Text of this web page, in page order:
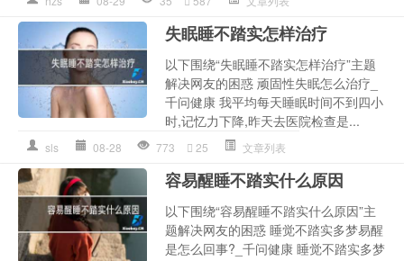
失眠睡不踏实怎样治疗
以下围绕“失眠睡不踏实怎样治疗”主题
解决网友的困惑 顽固性失眠怎么治疗_
千问健康 我平均每天睡眠时间不到四小
时,记忆力下降,昨天去医院检查是...
sls 08-28 773 25 文章列表
容易醒睡不踏实什么原因
以下围绕“容易醒睡不踏实什么原因”主
题解决网友的困惑 睡觉不踏实多梦易醒
是怎么回事?_千问健康 睡觉不踏实多梦